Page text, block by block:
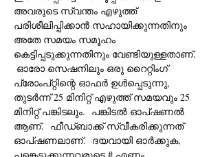
അവരുടെ സ്വന്തം എഴുത്ത്
പരിശീലിപ്പിക്കാൻ സഹായിക്കുന്നതിനും
അതേ സമയം സമൂഹം
കെട്ടിപ്പടുക്കുന്നതിനും വേണ്ടിയുള്ളതാണ്.
പ്രോംപ്റ്റിന്റെ ഓഫർ ഉൾപ്പെടുന്നു,
തുടർന്ന് 25 മിനിറ്റ് എഴുത്ത് സമയവും 25
മിനിറ്റ് പങ്കിടലും.  പങ്കിടൽ ഓപ്ഷണൽ
ആണ്.  ഫീഡ്ബാക്ക് സ്വീകരിക്കുന്നത്
ഓപ്ഷണലാണ്.  ദയവായി ഓർക്കുക,